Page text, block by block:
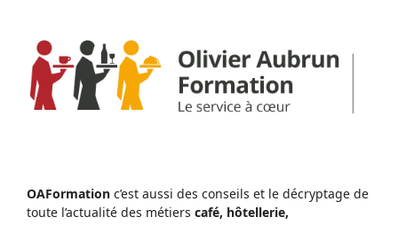
OAFormation c’est aussi des conseils et le décryptage de
toute l’actualité des métiers café, hôtellerie,